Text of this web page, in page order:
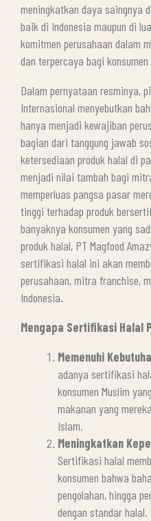
meningkatkan daya saingnya
baik di Indonesia maupun di
komitmen perusahaan dalam
dan terpercaya bagi konsumen
Dalam pernyataan resminya,
Internasional menyebutkan
hanya menjadi kewajiban
bagian dari tanggung jawab
ketersediaan produk halal di
menjadi nilai tambah bagi
memperluas pangsa pasar
tinggi terhadap produk
banyaknya konsumen yang
produk halal, PT Magfood
sertifikasi halal ini akan
perusahaan, mitra franchise,
Indonesia.
Mengapa Sertifikasi Halal
Memenuhi
adanya sertifikasi
konsumen Muslim
makanan yang
Islam.
Meningkatkan
Sertifikasi halal
konsumen bahwa
pengolahan, hingga
dengan standar